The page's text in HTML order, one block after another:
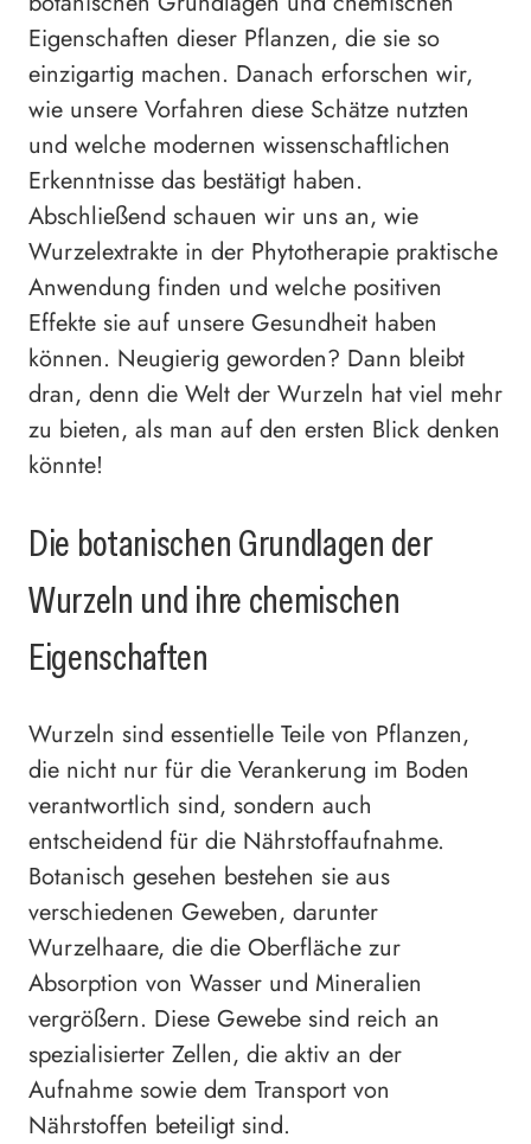
Eigenschaften dieser Pflanzen, die sie so
einzigartig machen. Danach erforschen wir,
wie unsere Vorfahren diese Schätze nutzten
und welche modernen wissenschaftlichen
Erkenntnisse das bestätigt haben.
Abschließend schauen wir uns an, wie
Wurzelextrakte in der Phytotherapie praktische
Anwendung finden und welche positiven
Effekte sie auf unsere Gesundheit haben
können. Neugierig geworden? Dann bleibt
dran, denn die Welt der Wurzeln hat viel mehr
zu bieten, als man auf den ersten Blick denken
könnte!
Die botanischen Grundlagen der
Wurzeln und ihre chemischen
Eigenschaften
Wurzeln sind essentielle Teile von Pflanzen,
die nicht nur für die Verankerung im Boden
verantwortlich sind, sondern auch
entscheidend für die Nährstoffaufnahme.
Botanisch gesehen bestehen sie aus
verschiedenen Geweben, darunter
Wurzelhaare, die die Oberfläche zur
Absorption von Wasser und Mineralien
vergrößern. Diese Gewebe sind reich an
spezialisierter Zellen, die aktiv an der
Aufnahme sowie dem Transport von
Nährstoffen beteiligt sind.